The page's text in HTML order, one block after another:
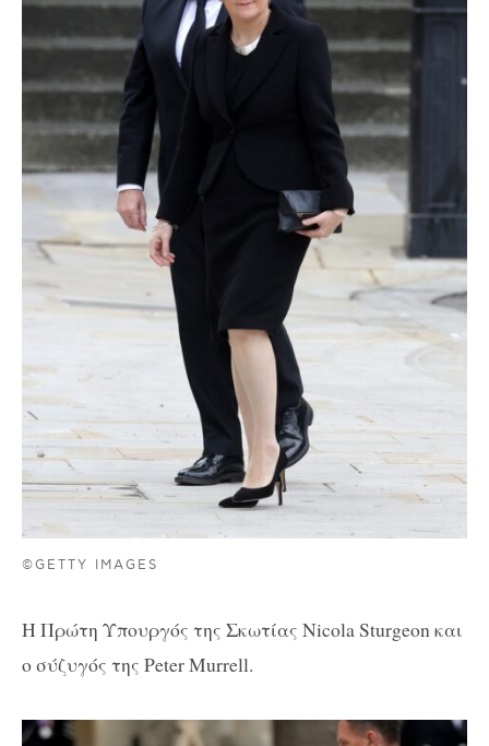
©GETTY IMAGES
Η Πρώτη Υπουργός της Σκωτίας Nicola Sturgeon και
ο σύζυγός της Peter Murrell.